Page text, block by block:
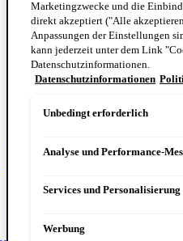
Marketingzwecke und die
direkt akzeptiert ("Alle
Anpassungen der Einstellungen
kann jederzeit unter dem Link
Datenschutzinformationen.
Datenschutzinformationen
Unbedingt erforderlich
Analyse und Performance-
Services und Personalisierung
Werbung